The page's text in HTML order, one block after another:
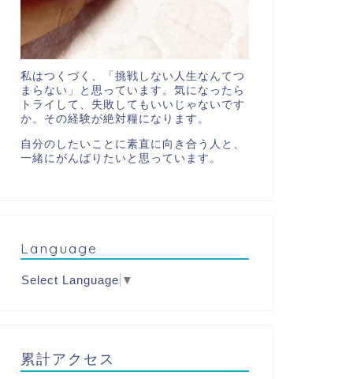
私はつくづく、「挑戦しない人生なんてつ
まらない」と思っています。気になったら
トライして、失敗してもいいじゃないです
か。その経験が絶対糧になります。
自分のしたいことに素直に向き合う人と、
一緒にがんばりたいと思っています。
Language
Select Language ▼
累計アクセス